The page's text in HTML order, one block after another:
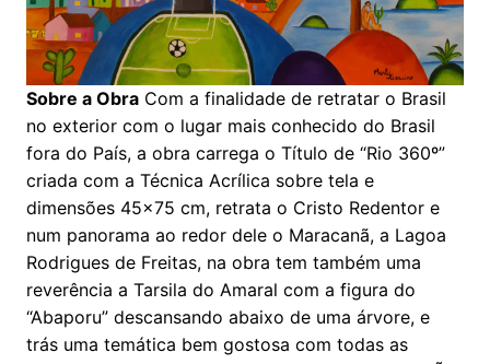
Sobre a Obra Com a finalidade de retratar o Brasil
no exterior com o lugar mais conhecido do Brasil
fora do País, a obra carrega o Título de “Rio 360º”
criada com a Técnica Acrílica sobre tela e
dimensões 45×75 cm, retrata o Cristo Redentor e
num panorama ao redor dele o Maracanã, a Lagoa
Rodrigues de Freitas, na obra tem também uma
reverência a Tarsila do Amaral com a figura do
“Abaporu” descansando abaixo de uma árvore, e
trás uma temática bem gostosa com todas as